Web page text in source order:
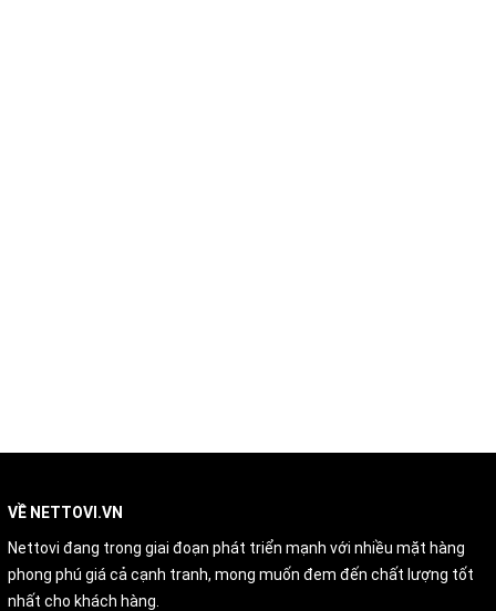
VỀ NETTOVI.VN
Nettovi đang trong giai đoạn phát triển mạnh với nhiều mặt hàng
phong phú giá cả cạnh tranh, mong muốn đem đến chất lượng tốt
nhất cho khách hàng.